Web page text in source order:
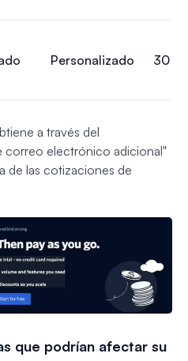
Personalizado 30
a través del
correo electrónico adicional"
de las cotizaciones de
que podrían afectar su